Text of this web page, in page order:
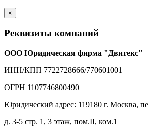
×
Реквизиты компаний
ООО Юридическая фирма "Двитекс"
ИНН/КПП 7722728666/770601001
ОГРН 1107746800490
Юридический адрес: 119180 г. Москва,
д. 3-5 стр. 1, 3 этаж, пом.II, ком.1